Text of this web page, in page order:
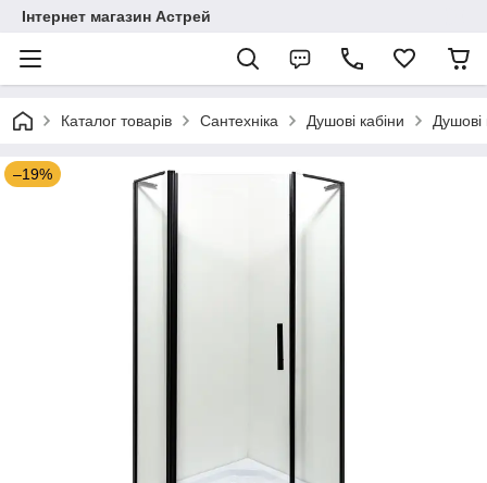
Інтернет магазин Астрей
Каталог товарів Сантехніка Душові кабіни Душові
–19%